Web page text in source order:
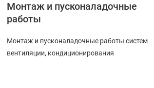
Монтаж и пусконаладочные
работы
Монтаж и пусконаладочные работы систем
вентиляции, кондиционирования